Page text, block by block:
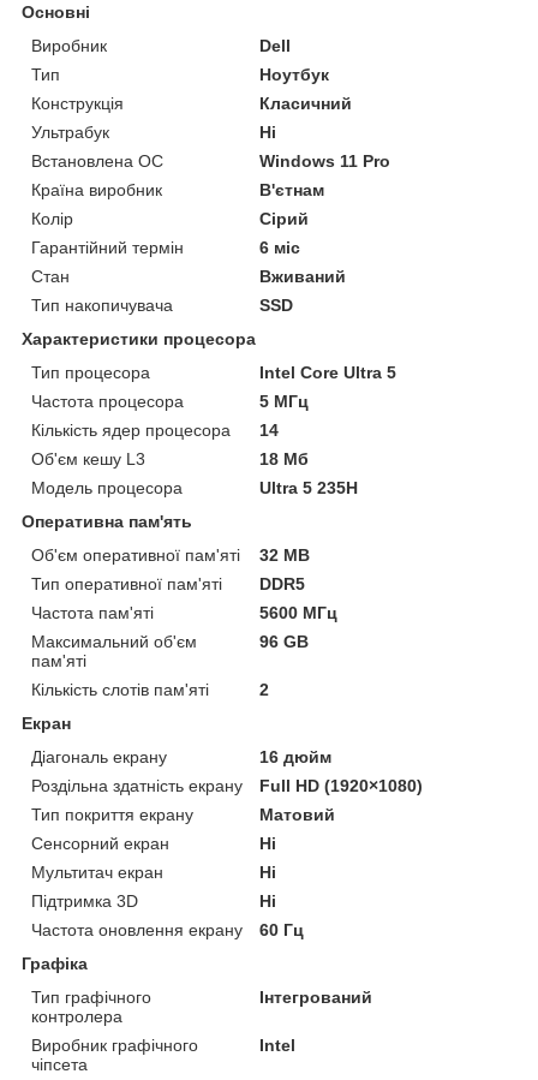
Основні
Виробник
Dell
Тип
Ноутбук
Конструкція
Класичний
Ультрабук
Ні
Встановлена ОС
Windows 11 Pro
Країна виробник
В'єтнам
Колір
Сірий
Гарантійний термін
6 міс
Стан
Вживаний
Тип накопичувача
SSD
Характеристики процесора
Тип процесора
Intel Core Ultra 5
Частота процесора
5 МГц
Кількість ядер процесора
14
Об'єм кешу L3
18 Мб
Модель процесора
Ultra 5 235H
Оперативна пам'ять
Об'єм оперативної пам'яті
32 MB
Тип оперативної пам'яті
DDR5
Частота пам'яті
5600 МГц
Максимальний об'єм
пам'яті
96 GB
Кількість слотів пам'яті
2
Екран
Діагональ екрану
16 дюйм
Роздільна здатність екрану
Full HD (1920×1080)
Тип покриття екрану
Матовий
Сенсорний екран
Ні
Мультитач екран
Ні
Підтримка 3D
Ні
Частота оновлення екрану
60 Гц
Графіка
Тип графічного
контролера
Інтегрований
Виробник графічного
чіпсета
Intel